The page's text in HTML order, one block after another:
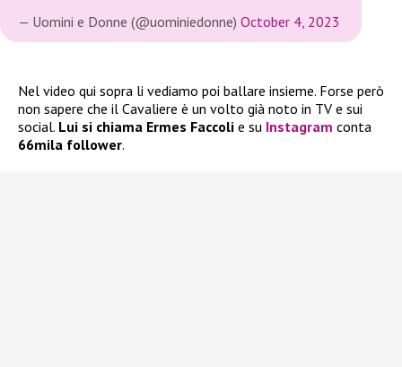
— Uomini e Donne (@uominiedonne) October 4, 2023
Nel video qui sopra li vediamo poi ballare insieme. Forse però
non sapere che il Cavaliere è un volto già noto in TV e sui
social. Lui si chiama Ermes Faccoli e su Instagram conta
66mila follower.